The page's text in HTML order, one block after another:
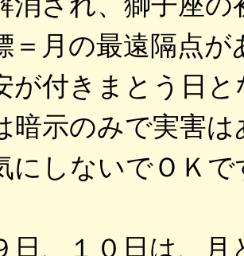
＝月の最遠隔点
が付きまとう日
暗示のみで実害
にしないでＯＫで
日、１０日は、